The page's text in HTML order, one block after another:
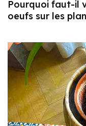
Pourquoi faut-il
oeufs sur les